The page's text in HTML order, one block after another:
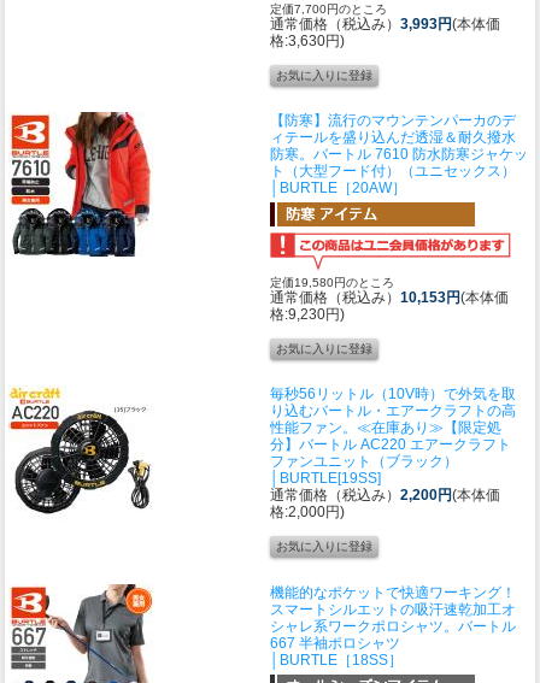
定価7,700円のところ
通常価格（税込み） 3,993円(本体価
格:3,630円)
【防寒】流行のマウンテンパーカのデ
ィテールを盛り込んだ透湿＆耐久撥水
防寒。 バートル 7610 防水防寒ジャケッ
ト（大型フード付）（ユニセックス）
│BURTLE［20AW］
定価19,580円のところ
通常価格（税込み） 10,153円(本体価
格:9,230円)
毎秒56リットル（10V時）で外気を取
り込むバートル・エアークラフトの高
性能ファン。 ≪在庫あり≫【限定処
分】バートル AC220 エアークラフト
ファンユニット（ブラック）
│BURTLE[19SS]
通常価格（税込み） 2,200円(本体価
格:2,000円)
機能的なポケットで快適ワーキング！
スマートシルエットの吸汗速乾加工オ
シャレ系ワークポロシャツ。 バートル
667 半袖ポロシャツ
│BURTLE［18SS］